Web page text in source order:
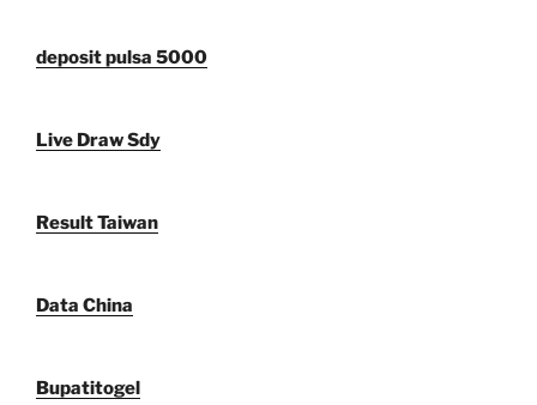
deposit pulsa 5000
Live Draw Sdy
Result Taiwan
Data China
Bupatitogel